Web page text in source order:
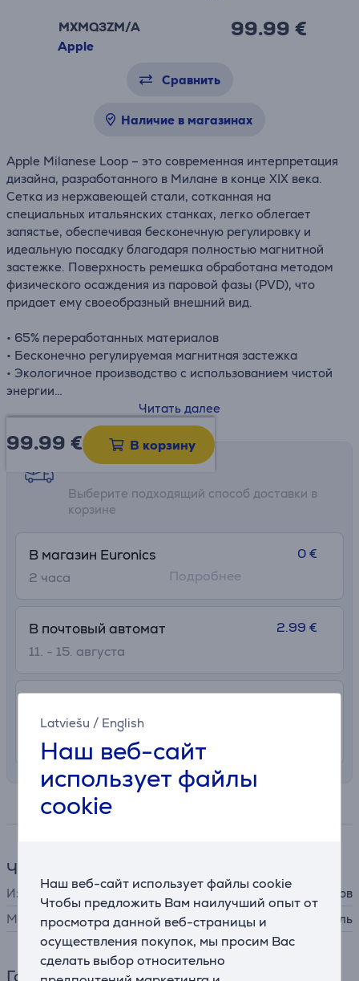
Latviešu / English
Наш веб-сайт
использует файлы
cookie
Наш веб-сайт использует файлы cookie
Чтобы предложить Вам наилучший опыт от
просмотра данной веб-страницы и
осуществления покупок, мы просим Вас
сделать выбор относительно
MXMQ3ZM/A
Apple
99.99 €
Сравнить
Наличие в магазинах
Apple Milanese Loop – это современная интерпретация
дизайна, разработанного в Милане в конце XIX века.
Сетка из нержавеющей стали, сотканная на
специальных итальянских станках, легко облегает
запястье, обеспечивая бесконечную регулировку и
идеальную посадку благодаря полностью магнитной
застежке. Поверхность ремешка обработана методом
физического осаждения из паровой фазы (PVD), что
придает ему своеобразный внешний вид.
• 65% переработанных материалов
• Бесконечно регулируемая магнитная застежка
• Экологичное производство с использованием чистой
энергии
• Стильный и неподвластный времени дизайн
Читать далее
99.99 € В корзину
Возможности доставки
Выберите подходящий способ доставки в
корзине
В магазин Euronics
2 часa
0 €
Подробнее
В почтовый автомат
11. - 15. августа
2.99 €
Латвии
10. - 13. августа
Часы
Изделие
ремешок для часов
Материал
нержавеющая сталь
Габариты